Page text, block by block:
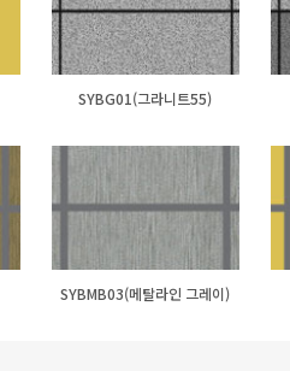
SYBG01(그라니트55)
SYBMB03(메탈라인 그레이)